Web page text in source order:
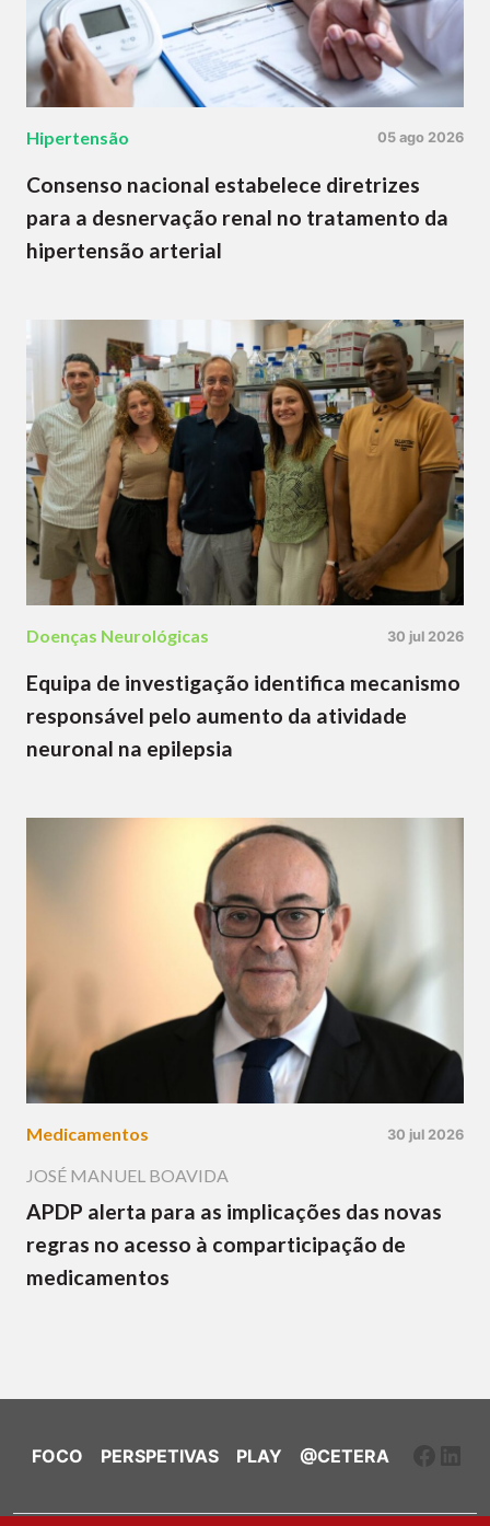
Hipertensão 05 ago 2026
Consenso nacional estabelece diretrizes
para a desnervação renal no tratamento da
hipertensão arterial
Doenças Neurológicas 30 jul 2026
Equipa de investigação identifica mecanismo
responsável pelo aumento da atividade
neuronal na epilepsia
Medicamentos 30 jul 2026
JOSÉ MANUEL BOAVIDA
APDP alerta para as implicações das novas
regras no acesso à comparticipação de
medicamentos
FOCO PERSPETIVAS PLAY @CETERA